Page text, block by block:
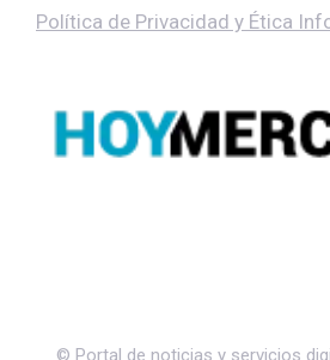
Política de Privacidad y Ética
© Portal de noticias y servicios